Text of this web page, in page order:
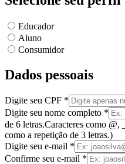
Educador
Aluno
Consumidor
Dados pessoais
Digite seu CPF *
Digite seu nome completo *
de 6 letras.Caracteres como @,
como a repetição de 3 letras.)
Digite seu e-mail *
Confirme seu e-mail *